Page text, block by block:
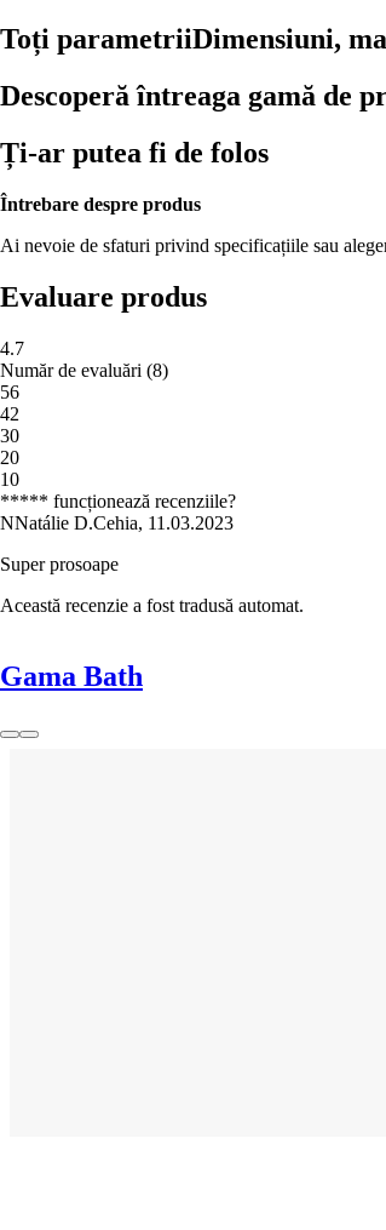
Toți parametriiDimensiuni,
Descoperă întreaga gamă de
Ți-ar putea fi de folos
Întrebare despre produs
Ai nevoie de sfaturi privind specificațiile sau
Evaluare produs
4.7
Număr de evaluări (8)
56
42
30
20
10
***** funcționează recenziile?
NNatálie D.Cehia, 11.03.2023
Super prosoape
Această recenzie a fost tradusă automat.
Gama Bath